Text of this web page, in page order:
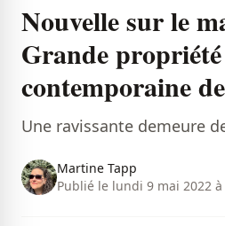
Nouvelle sur le
Grande propriété
contemporaine
Une ravissante demeure
Martine Tapp
Publié le lundi 9 mai 2022 à